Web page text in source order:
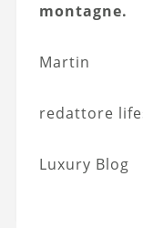
montagne.
Martin
redattore
Luxury Blog